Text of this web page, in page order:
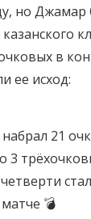
но
в
ее исход:
21
3
💣 ⠀